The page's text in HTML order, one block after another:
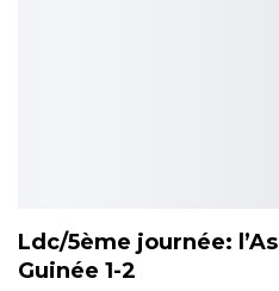
Ldc/5ème journée:
Guinée 1-2